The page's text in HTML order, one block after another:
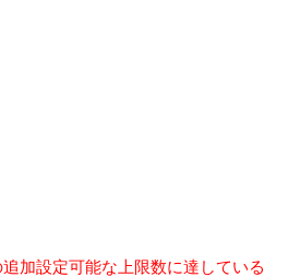
追加設定可能な上限数に達している